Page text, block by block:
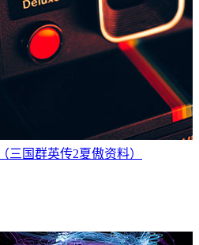
三国群英传2夏傲资料）